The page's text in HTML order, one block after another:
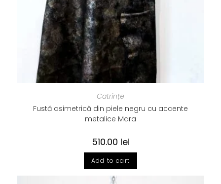
Catrințe
Fustă asimetrică din piele negru cu accente
metalice Mara
510.00 lei
Add to cart